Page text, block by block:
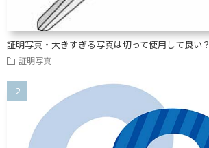
証明写真・大きすぎる写真は切って使用して良い？
証明写真